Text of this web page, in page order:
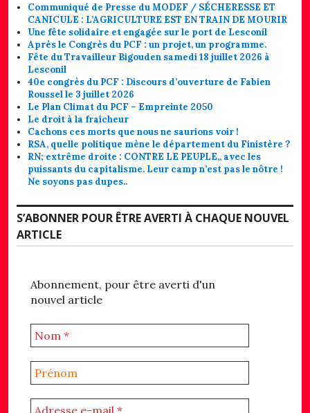
Communiqué de Presse du MODEF / SÉCHERESSE ET
CANICULE : L’AGRICULTURE EST EN TRAIN DE MOURIR
Une fête solidaire et engagée sur le port de Lesconil
Après le Congrès du PCF : un projet, un programme.
Fête du Travailleur Bigouden samedi 18 juillet 2026 à
Lesconil
40e congrès du PCF : Discours d’ouverture de Fabien
Roussel le 3 juillet 2026
Le Plan Climat du PCF – Empreinte 2050
Le droit à la fraîcheur
Cachons ces morts que nous ne saurions voir !
RSA, quelle politique mène le département du Finistère ?
RN; extrême droite : CONTRE LE PEUPLE,, avec les
puissants du capitalisme. Leur camp n’est pas le nôtre !
Ne soyons pas dupes..
S’ABONNER POUR ÊTRE AVERTI À CHAQUE NOUVEL
ARTICLE
Abonnement, pour être averti d'un
nouvel article